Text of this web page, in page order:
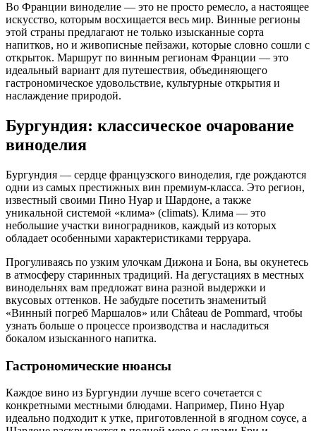
Во Франции виноделие — это не просто ремесло, а настоящее
искусство, которым восхищается весь мир. Винные регионы
этой страны предлагают не только изысканные сорта
напитков, но и живописные пейзажи, которые словно сошли с
открыток. Маршрут по винным регионам Франции — это
идеальный вариант для путешествия, объединяющего
гастрономическое удовольствие, культурные открытия и
наслаждение природой.
Бургундия: классическое очарование
виноделия
Бургундия — сердце французского виноделия, где рождаются
одни из самых престижных вин премиум-класса. Это регион,
известный своими Пино Нуар и Шардоне, а также
уникальной системой «клима» (climats). Клима — это
небольшие участки виноградников, каждый из которых
обладает особенными характеристиками терруара.
Прогуливаясь по узким улочкам Дижона и Бона, вы окунетесь
в атмосферу старинных традиций. На дегустациях в местных
винодельнях вам предложат вина разной выдержки и
вкусовых оттенков. Не забудьте посетить знаменитый
«Винный погреб Маршалов» или Château de Pommard, чтобы
узнать больше о процессе производства и насладиться
бокалом изысканного напитка.
Гастрономические нюансы
Каждое вино из Бургундии лучше всего сочетается с
конкретными местными блюдами. Например, Пино Нуар
идеально подходит к утке, приготовленной в ягодном соусе, а